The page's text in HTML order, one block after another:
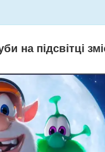
на підсвітці